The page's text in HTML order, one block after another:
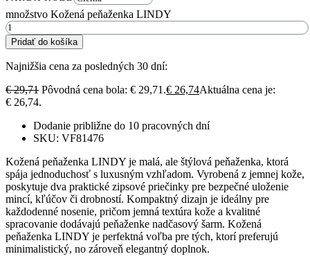
množstvo Kožená peňaženka LINDY
Pridať do košíka
Najnižšia cena za posledných 30 dní:
€29,71 Pôvodná cena bola: € 29,71.€ 26,74Aktuálna cena je:
€ 26,74.
Dodanie približne do 10 pracovných dní
SKU: VF81476
Kožená peňaženka LINDY je malá, ale štýlová peňaženka, ktorá
spája jednoduchosť s luxusným vzhľadom. Vyrobená z jemnej kože,
poskytuje dva praktické zipsové priečinky pre bezpečné uloženie
mincí, kľúčov či drobností. Kompaktný dizajn je ideálny pre
každodenné nosenie, pričom jemná textúra kože a kvalitné
spracovanie dodávajú peňaženke nadčasový šarm. Kožená
peňaženka LINDY je perfektná voľba pre tých, ktorí preferujú
minimalistický, no zároveň elegantný doplnok.